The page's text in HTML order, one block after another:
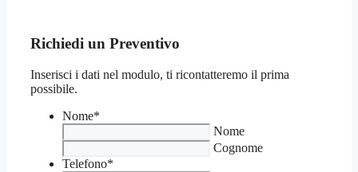
Richiedi un Preventivo
Inserisci i dati nel modulo, ti ricontatteremo il prima
possibile.
Nome*
Nome
Cognome
Telefono*